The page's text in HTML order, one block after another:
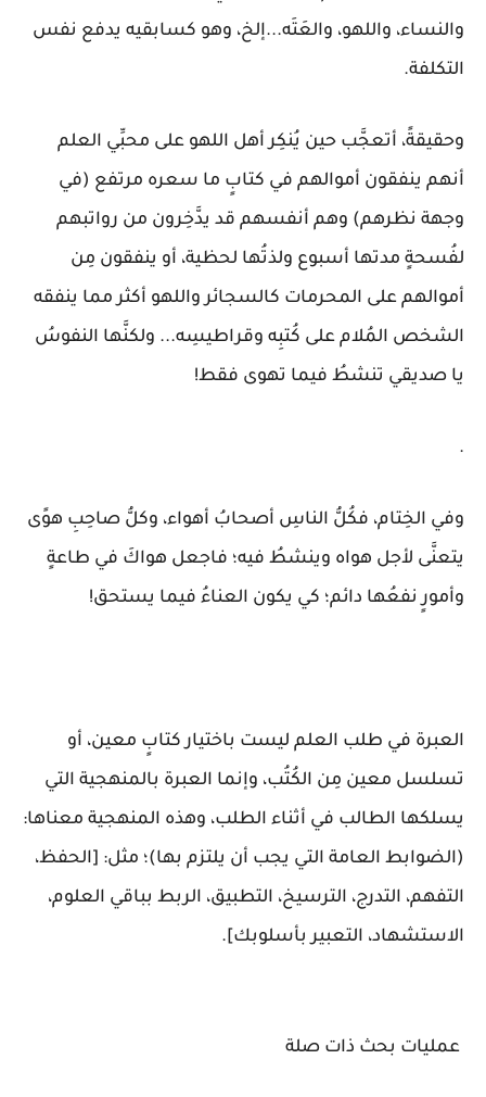
والنساء، واللهو، والعَتَه...إلخ، وهو كسابقيه يدفع نفس
التكلفة.
وحقيقةً، أتعجَّب حين يُنكِر أهل اللهو على محبِّي العلم
أنهم ينفقون أموالهم في كتابٍ ما سعره مرتفع (في
وجهة نظرهم) وهم أنفسهم قد يدَّخِرون من رواتبهم
لفُسحةٍ مدتها أسبوع ولذتُها لحظية، أو ينفقون مِن
أموالهم على المحرمات كالسجائر واللهو أكثر مما ينفقه
الشخص المُلام على كُتبِه وقراطيسِه... ولكنَّها النفوسُ
يا صديقي تنشطُ فيما تهوى فقط!
.
وفي الخِتام، فكُلُّ الناسِ أصحابُ أهواء، وكلُّ صاحِبِ هوًى
يتعنَّى لأجل هواه وينشطُ فيه؛ فاجعل هواكَ في طاعةٍ
وأمورٍ نفعُها دائم؛ كي يكون العناءُ فيما يستحق!
العبرة في طلب العلم ليست باختيار كتابٍ معين، أو
تسلسل معين مِن الكُتُب، وإنما العبرة بالمنهجية التي
يسلكها الطالب في أثناء الطلب، وهذه المنهجية معناها:
(الضوابط العامة التي يجب أن يلتزم بها)؛ مثل: [الحفظ،
التفهم، التدرج، الترسيخ، التطبيق، الربط بباقي العلوم،
الاستشهاد، التعبير بأسلوبك].
عمليات بحث ذات صلة